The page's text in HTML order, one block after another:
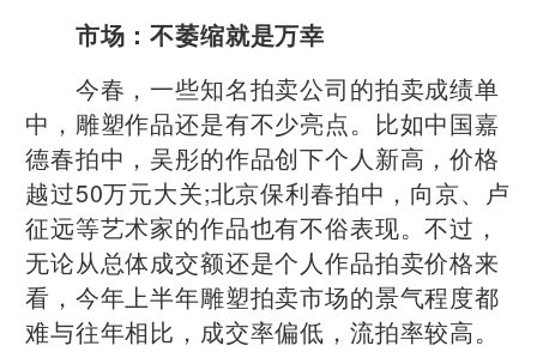
市场：不萎缩就是万幸
今春，一些知名拍卖公司的拍卖成绩单
中，雕塑作品还是有不少亮点。比如中国嘉
德春拍中，吴彤的作品创下个人新高，价格
越过50万元大关;北京保利春拍中，向京、卢
征远等艺术家的作品也有不俗表现。不过，
无论从总体成交额还是个人作品拍卖价格来
看，今年上半年雕塑拍卖市场的景气程度都
难与往年相比，成交率偏低，流拍率较高。